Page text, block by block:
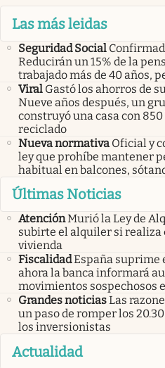
Las más leidas
Seguridad Social
Reducirán un 15% de la
trabajado más de 40 años,
Viral Gastó los ahorros de
Nueve años después, un
construyó una casa con
reciclado
Nueva normativa Oficial y
ley que prohíbe mantener
habitual en balcones,
Últimas Noticias
AtenciónMurió la Ley de
subirte el alquiler si realiza
vivienda
FiscalidadEspaña suprime
ahora la banca informará
movimientos sospechosos
Grandes noticiasLas
un paso de romper los
los inversionistas
Actualidad